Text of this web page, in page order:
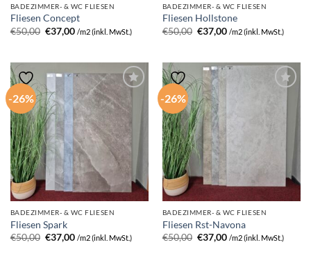
BADEZIMMER- & WC FLIESEN
Fliesen Concept
€50,00 Ursprünglicher
Preis
€37,00Aktueller
Preis
/m2 (inkl. MwSt.)
BADEZIMMER- & WC FLIESEN
Fliesen Hollstone
€50,00 Ursprünglicher
Preis
€37,00Aktueller
Preis
/m2 (inkl. MwSt.)
-26%
BADEZIMMER- & WC FLIESEN
Fliesen Spark
€50,00 Ursprünglicher
Preis
€37,00Aktueller
Preis
/m2 (inkl. MwSt.)
-26%
BADEZIMMER- & WC FLIESEN
Fliesen Rst-Navona
€50,00 Ursprünglicher
Preis
€37,00Aktueller
Preis
/m2 (inkl. MwSt.)